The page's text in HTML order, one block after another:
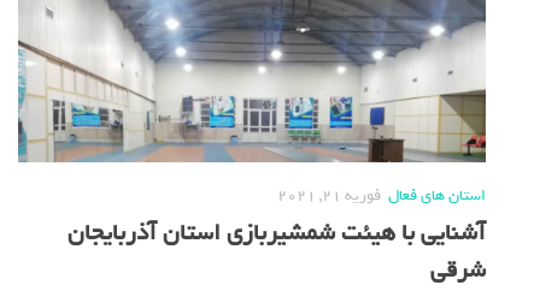
استان های فعال فوریه 21, 2021
آشنایی با هیئت شمشیربازی استان آذربایجان
شرقی